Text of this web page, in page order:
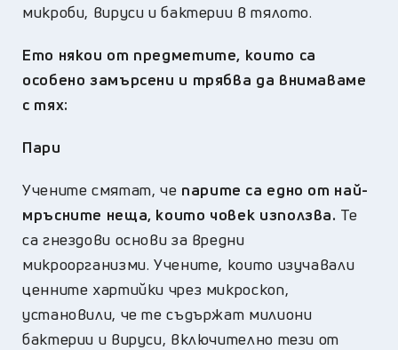
микроби, вируси и бактерии в тялото.
Ето някои от предметите, които са
особено замърсени и трябва да внимаваме
с тях:
Пари
Учените смятат, че парите са едно от най-
мръсните неща, които човек използва. Те
са гнездови основи за вредни
микроорганизми. Учените, които изучавали
ценните хартийки чрез микроскоп,
установили, че те съдържат милиони
бактерии и вируси, включително тези от